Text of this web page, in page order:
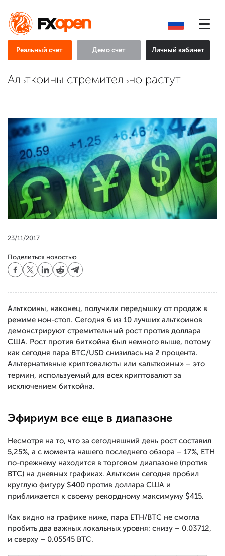
Реальный счет Демо счет Личный кабинет
Альткоины стремительно растут
23/11/2017
Поделиться новостью
Альткоины, наконец, получили передышку от продаж в
режиме нон-стоп. Сегодня 6 из 10 лучших альткоинов
демонстрируют стремительный рост против доллара
США. Рост против биткойна был немного выше, потому
как сегодня пара BTC/USD снизилась на 2 процента.
Альтернативные криптовалюты или «альткоины» – это
термин, используемый для всех криптовалют за
исключением биткойна.
Эфириум все еще в диапазоне
Несмотря на то, что за сегодняшний день рост составил
5,25%, а с момента нашего последнего обзора – 17%, ETH
по-прежнему находится в торговом диапазоне (против
BTC) на дневных графиках. Альткоин сегодня пробил
круглую фигуру $400 против доллара США и
приближается к своему рекордному максимуму $415.
Как видно на графике ниже, пара ETH/BTC не смогла
пробить два важных локальных уровня: снизу – 0.03712,
и сверху – 0.05545 BTC.